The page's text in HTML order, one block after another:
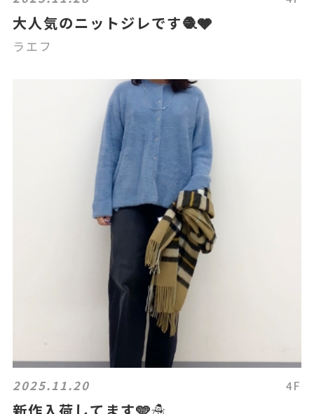
大人気のニットジレです🧶🩶
ラエフ
2025.11.20 4F